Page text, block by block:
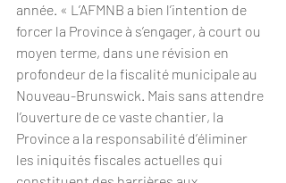
année. « L’AFMNB a bien l’intention de
forcer la Province à s’engager, à court ou
moyen terme, dans une révision en
profondeur de la fiscalité municipale au
Nouveau-Brunswick. Mais sans attendre
l’ouverture de ce vaste chantier, la
Province a la responsabilité d’éliminer
les iniquités fiscales actuelles qui